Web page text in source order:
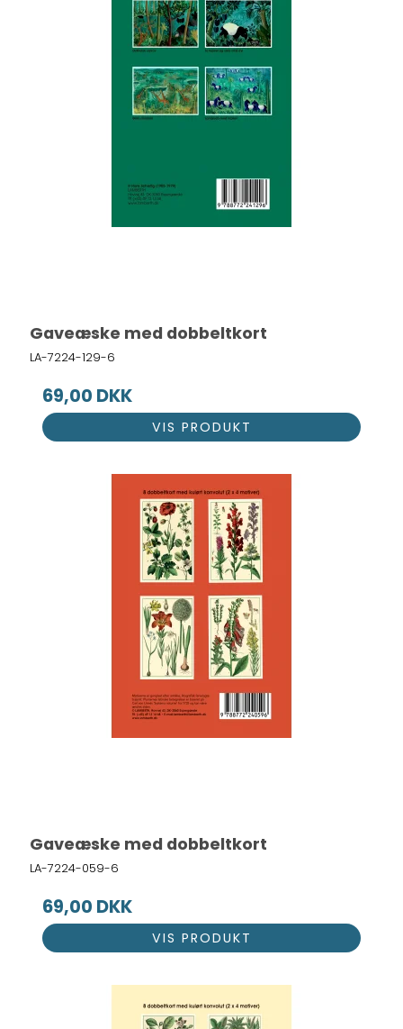
Gaveæske med dobbeltkort
LA-7224-129-6
69,00 DKK
VIS PRODUKT
Gaveæske med dobbeltkort
LA-7224-059-6
69,00 DKK
VIS PRODUKT